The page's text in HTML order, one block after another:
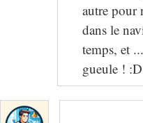
autre pour
dans le
temps, et
gueule ! :D